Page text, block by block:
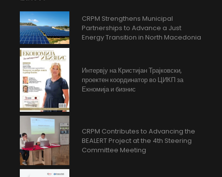
CRPM Strengthens Municipal
Partnerships to Advance a Just
Energy Transition in North Macedonia
Интервју на Кристијан Трајковски,
проектен координатор во ЦИКП за
Екномија и бизнис
CRPM Contributes to Advancing the
BEALERT Project at the 4th Steering
Committee Meeting